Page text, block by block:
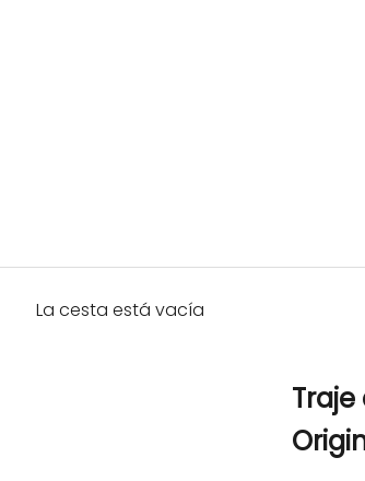
La cesta está vacía